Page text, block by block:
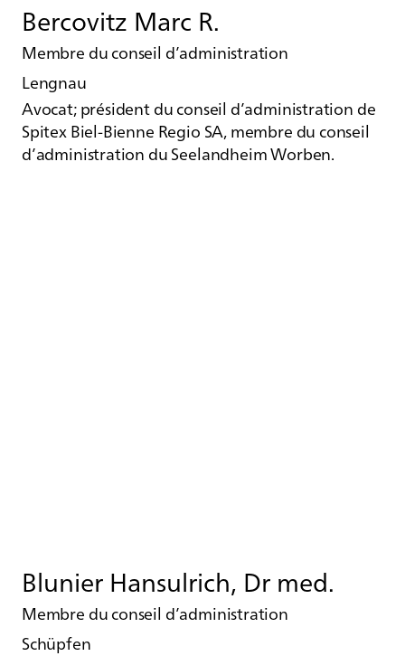
Bercovitz Marc R.
Membre du conseil d’administration
Lengnau
Avocat; président du conseil d’administration de
Spitex Biel-Bienne Regio SA, membre du conseil
d’administration du Seelandheim Worben.
Blunier Hansulrich, Dr med.
Membre du conseil d’administration
Schüpfen